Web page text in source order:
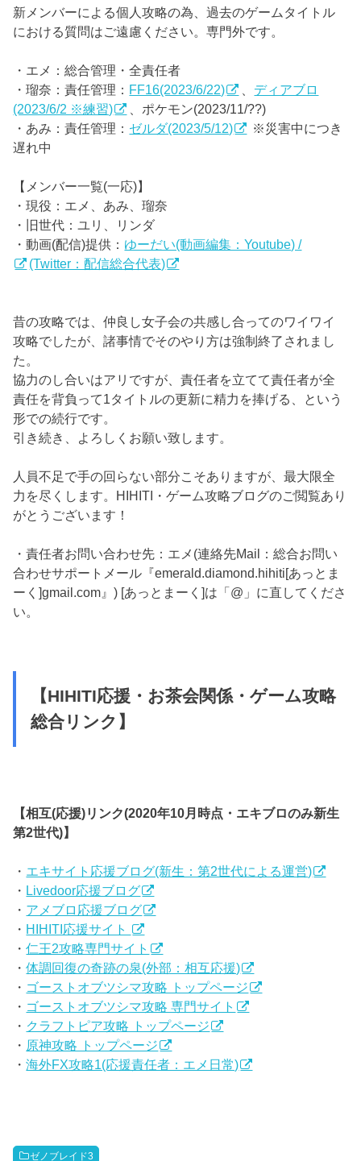
新メンバーによる個人攻略の為、過去のゲームタイトル
における質問はご遠慮ください。専門外です。
・エメ：総合管理・全責任者
・瑠奈：責任管理： FF16(2023/6/22)
ディアブロ
(2023/6/2 ※練習)
、ポケモン(2023/11/??)
・あみ：責任管理： ゼルダ(2023/5/12)
※災害中につき
遅れ中
【メンバー一覧(一応)】
・現役：エメ、あみ、瑠奈
・旧世代：ユリ、リンダ
・動画(配信)提供： ゆーだい(動画編集：Youtube) /
(Twitter：配信総合代表)
昔の攻略では、仲良し女子会の共感し合ってのワイワイ
攻略でしたが、諸事情でそのやり方は強制終了されまし
た。
協力のし合いはアリですが、責任者を立てて責任者が全
責任を背負って1タイトルの更新に精力を捧げる、という
形での続行です。
引き続き、よろしくお願い致します。
人員不足で手の回らない部分こそありますが、最大限全
力を尽くします。HIHITI・ゲーム攻略ブログのご閲覧あり
がとうございます！
・責任者お問い合わせ先：エメ(連絡先Mail：総合お問い
合わせサポートメール『emerald.diamond.hihiti[あっとま
ーく]gmail.com』) [あっとまーく]は「@」に直してくださ
い。
【HIHITI応援・お茶会関係・ゲーム攻略
総合リンク】
【相互(応援)リンク(2020年10月時点・エキブロのみ新生
第2世代)】
・ エキサイト応援ブログ(新生：第2世代による運営)
・ Livedoor応援ブログ
・ アメブロ応援ブログ
・ HIHITI応援サイト
・仁王2攻略専門サイト
・体調回復の奇跡の泉(外部：相互応援)
・ ゴーストオブツシマ攻略 トップページ
・ ゴーストオブツシマ攻略 専門サイト
・ クラフトピア攻略 トップページ
・ 原神攻略 トップページ
・海外FX攻略1(応援責任者：エメ日常)
ゼノブレイド3